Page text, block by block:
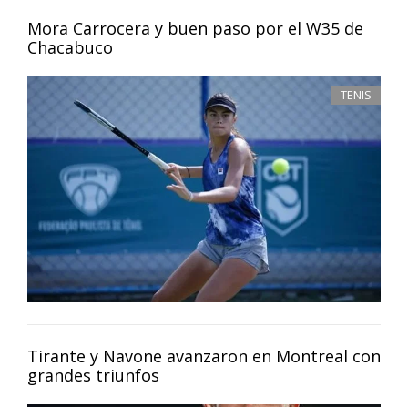
Mora Carrocera y buen paso por el W35 de
Chacabuco
TENIS
Tirante y Navone avanzaron en Montreal con
grandes triunfos